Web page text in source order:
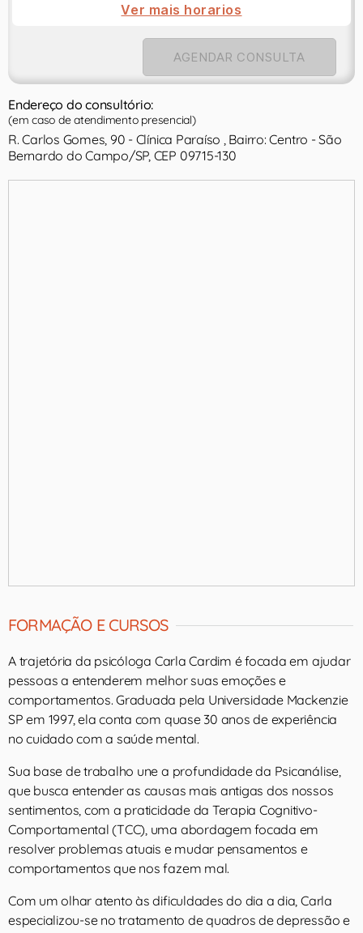
Ver mais horarios
AGENDAR CONSULTA
Endereço do consultório:
(em caso de atendimento presencial)
R. Carlos Gomes, 90 - Clínica Paraíso , Bairro: Centro - São
Bernardo do Campo/SP, CEP 09715-130
FORMAÇÃO E CURSOS
A trajetória da psicóloga Carla Cardim é focada em ajudar
pessoas a entenderem melhor suas emoções e
comportamentos. Graduada pela Universidade Mackenzie
SP em 1997, ela conta com quase 30 anos de experiência
no cuidado com a saúde mental.
Sua base de trabalho une a profundidade da Psicanálise,
que busca entender as causas mais antigas dos nossos
sentimentos, com a praticidade da Terapia Cognitivo-
Comportamental (TCC), uma abordagem focada em
resolver problemas atuais e mudar pensamentos e
comportamentos que nos fazem mal.
Com um olhar atento às dificuldades do dia a dia, Carla
especializou-se no tratamento de quadros de depressão e